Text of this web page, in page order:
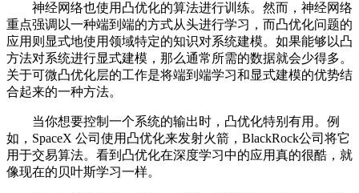
神经网络也使用凸优化的算法进行训练。然而，神经网络
重点强调以一种端到端的方式从头进行学习，而凸优化问题的
应用则显式地使用领域特定的知识对系统建模。如果能够以凸
方法对系统进行显式建模，那么通常所需的数据就会少得多。
关于可微凸优化层的工作是将端到端学习和显式建模的优势结
合起来的一种方法。
当你想要控制一个系统的输出时，凸优化特别有用。例
如，SpaceX 公司使用凸优化来发射火箭，BlackRock公司将它
用于交易算法。看到凸优化在深度学习中的应用真的很酷，就
像现在的贝叶斯学习一样。